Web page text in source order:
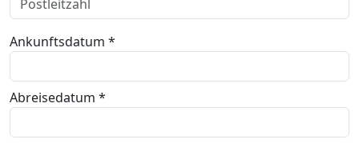
Ankunftsdatum *
Abreisedatum *